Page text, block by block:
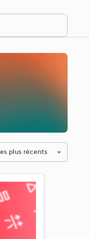
plus récents